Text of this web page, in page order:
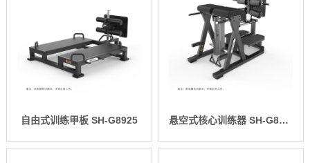
自由式训练甲板 SH-G8925 悬空式核心训练器 SH-G8924